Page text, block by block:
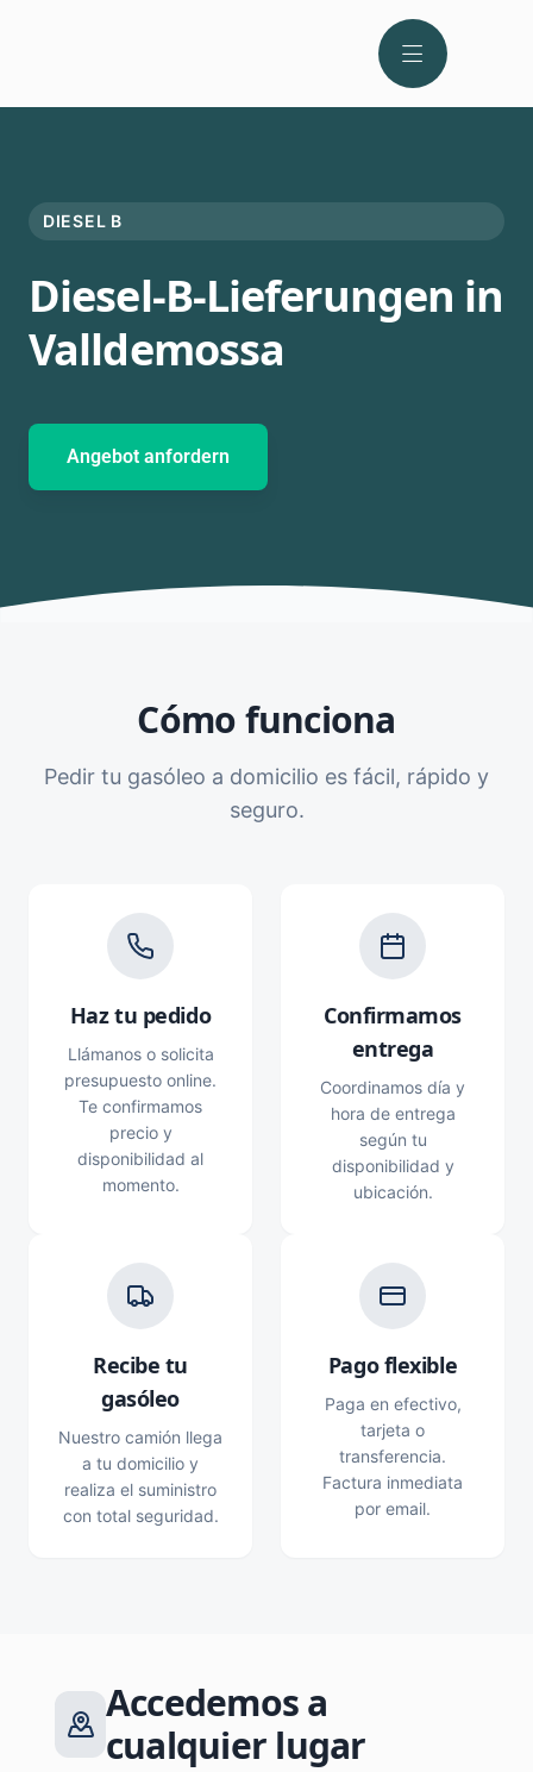
DIESEL B
Diesel-B-Lieferungen in
Valldemossa
Angebot anfordern
Cómo funciona
Pedir tu gasóleo a domicilio es fácil, rápido y
seguro.
Haz tu pedido
Llámanos o solicita
presupuesto online.
Te confirmamos
precio y
disponibilidad al
momento.
Confirmamos
entrega
Coordinamos día y
hora de entrega
según tu
disponibilidad y
ubicación.
Recibe tu
gasóleo
Nuestro camión llega
a tu domicilio y
realiza el suministro
con total seguridad.
Pago flexible
Paga en efectivo,
tarjeta o
transferencia.
Factura inmediata
por email.
Accedemos a
cualquier lugar